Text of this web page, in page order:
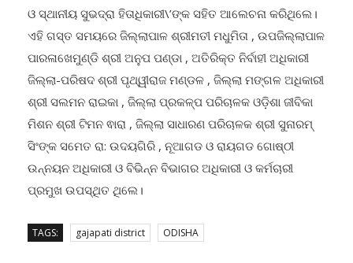
ଓ ସ୍ଥାନୀୟ ସୁଭଦ୍ରା ହିତାଧିକାରୀ\’ଙ୍କ ସହିତ ଆଲେଚନା କରିଥିଲେ।
ଏହି ଗସ୍ତ ସମୟରେ ଜିଲ୍ଲାପାଳ ଶ୍ରୀମତୀ ମଧୁମିତା , ଉପଜିଲ୍ଲାପାଳ
ପାରଳାଖେମୁଣ୍ଡି ଶ୍ରୀ ଅନୁପ ପଣ୍ଡା , ଅତିରିକ୍ତ ନିର୍ବାହୀ ଅଧିକାରୀ
ଜିଲ୍ଲା-ପରିଷଦ ଶ୍ରୀ ପୃଥ୍ୱୀରାଜ ମଣ୍ଡଳ , ଜିଲ୍ଲା ମଙ୍ଗଳ ଅଧିକାରୀ
ଶ୍ରୀ ସଲମନ ରାଇକା , ଜିଲ୍ଲା ପ୍ରକଳ୍ପ ପରିଚାଳକ ଓଡ଼ିଶା ଜୀବିକା
ମିଶନ ଶ୍ରୀ ଟିମନ ଵାରା , ଜିଲ୍ଲା ସାଧାରଣ ପରିଚାଳକ ଶ୍ରୀ ସୁନାରମ୍
ସିଂଙ୍କ ସମେତ ରା: ଉଦୟଗିରି , ନୂଆଗଡ ଓ ରାୟଗଡ ଗୋଷ୍ଠୀ
ଉନ୍ନୟନ ଅଧିକାରୀ ଓ ବିଭିନ୍ନ ବିଭାଗର ଅଧିକାରୀ ଓ କର୍ମଚାରୀ
ପ୍ରମୁଖ ଉପସ୍ଥିତ ଥିଲେ।
TAGS: gajapati district ODISHA